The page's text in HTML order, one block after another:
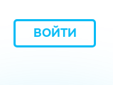
ВОЙТИ